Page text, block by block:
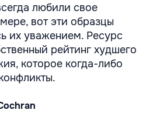
любили свое
вот эти образцы
их уважением. Ресурс
рейтинг худшего
которое когда-либо